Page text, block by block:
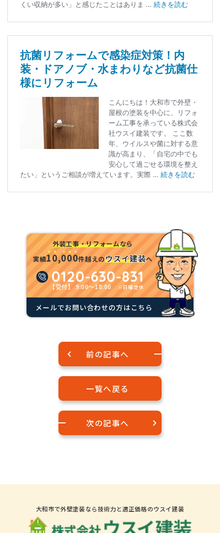
外装工事・リフォームなら
実績10,000件越えのウスイ建装へ
0120-630-831
【受付】 9:00～18:00 ※日曜定休
メールでお問い合わせの方はこちら
前の記事へ
一覧へ戻る
次の記事へ
大和市で外壁塗装なら技術力と適正価格のウスイ建装